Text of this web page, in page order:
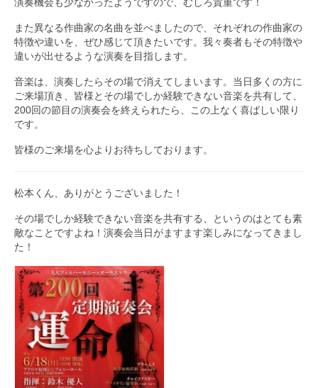
演奏機会も少なかったようですので、むしろ貴重です！
また異なる作曲家の名曲を並べましたので、それぞれの作曲家の
特徴や違いを、ぜひ感じて頂きたいです。我々奏者もその特徴や
違いが出せるような演奏を目指します。
音楽は、演奏したらその場で消えてしまいます。当日多くの方に
ご来場頂き、皆様とその場でしか経験できない音楽を共有して、
200回の節目の演奏会を終えられたら、この上なく喜ばしい限り
です。
皆様のご来場を心よりお待ちしております。
松本くん、ありがとうございました！
その場でしか経験できない音楽を共有する、というのはとても素
敵なことですよね！演奏会当日がますます楽しみになってきまし
た！